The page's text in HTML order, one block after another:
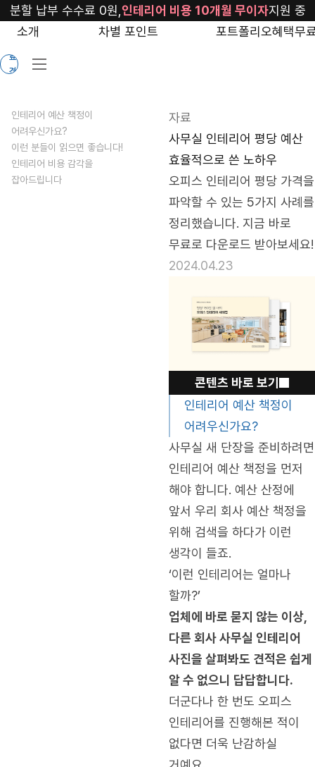
blog/interior-
price
료
견
소개 차별 포인트 포트폴리오혜택무
분할 납부 수수료 0원, 인테리어 비용 10개월 무이자지원 중
사무실 인테리어 평당 예산
효율적으로 쓴 노하우
오피스 인테리어 평당 가격을
파악할 수 있는 5가지 사례를
정리했습니다. 지금 바로
무료로 다운로드 받아보세요!
자료
2024.04.23
콘텐츠 바로 보기
인테리어 예산 책정이
어려우신가요?
사무실 새 단장을 준비하려면
인테리어 예산 책정을 먼저
해야 합니다. 예산 산정에
앞서 우리 회사 예산 책정을
위해 검색을 하다가 이런
생각이 들죠.
‘이런 인테리어는 얼마나
할까?’
업체에 바로 묻지 않는 이상,
다른 회사 사무실 인테리어
사진을 살펴봐도 견적은 쉽게
알 수 없으니 답답합니다.
더군다나 한 번도 오피스
인테리어를 진행해본 적이
없다면 더욱 난감하실
인테리어 예산 책정이
어려우신가요?
이런 분들이 읽으면 좋습니다!
인테리어 비용 감각을
잡아드립니다